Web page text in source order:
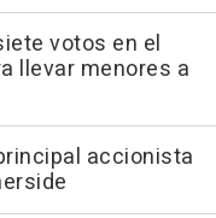
votos en el
llevar menores a
accionista